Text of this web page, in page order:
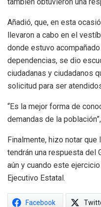
Añadió, que, en esta
llevaron a cabo en el
donde estuvo
dependencias, se dio
ciudadanas y ciudadanos
solicitud para ser
“Es la mejor forma de
demandas de la
Finalmente, hizo notar
tendrán una respuesta del
aún y cuando este
Ejecutivo Estatal.
Facebook